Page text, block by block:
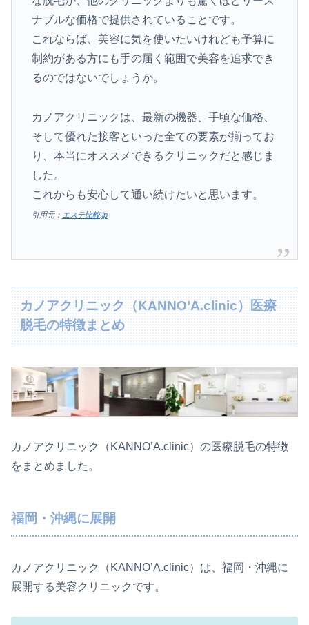
ナブルな価格で提供されていることです。
これならば、美容に気を使いたいけれども予算に
制約がある方にも手の届く範囲で美容を追求でき
るのではないでしょうか。
カノアクリニックは、最新の機器、手頃な価格、
そして優れた接客といった全ての要素が揃ってお
り、本当にオススメできるクリニックだと感じま
した。
これからも安心して通い続けたいと思います。
引用元： エステ比較.jp
カノアクリニック（KANNO’A.clinic）医療
脱毛の特徴まとめ
カノアクリニック（KANNO’A.clinic）の医療脱毛の特徴
をまとめました。
福岡・沖縄に展開
カノアクリニック（KANNO’A.clinic）は、福岡・沖縄に
展開する美容クリニックです。